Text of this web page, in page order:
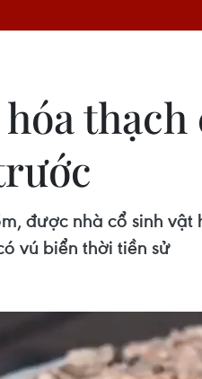
được nhà cổ sinh
vú biển thời tiền sử